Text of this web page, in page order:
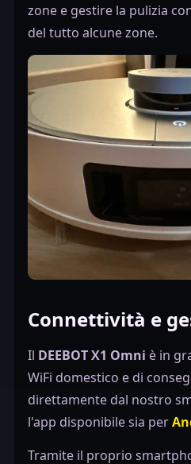
zone e gestire la pulizia
del tutto alcune zone.
Connettività e
Il DEEBOT X1 Omni è in
WiFi domestico e di
direttamente dal nostro
l'app disponibile sia per
Tramite il proprio